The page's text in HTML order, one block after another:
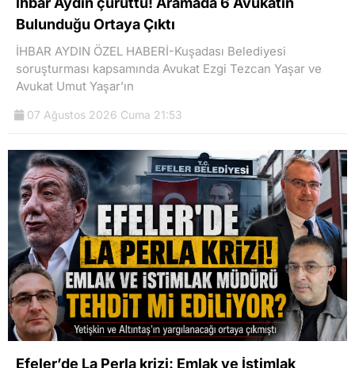
Bulunduğu Ortaya Çıktı
İHBAR AYDIN ÖZEL HABERİ-Kuşadası Belediyesi
soruşturması kapsamında Avukat Ezgi Tezcan Yaşar ve
Avukat Umut Yaşar’ın
07 Ağustos 2026 Cuma 21:53
Efeler’de La Perla krizi: Emlak ve İstimlak